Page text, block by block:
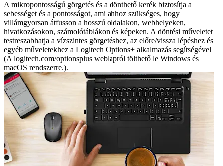
A mikropontosságú görgetés és a dönthető kerék biztosítja a
sebességet és a pontosságot, ami ahhoz szükséges, hogy
villámgyorsan átfusson a hosszú oldalakon, webhelyeken,
hivatkozásokon, számolótáblákon és képeken. A döntési műveletet
testreszabhatja a vízszintes görgetéshez, az előre/vissza lépéshez és
egyéb műveletekhez a Logitech Options+ alkalmazás segítségével
(A logitech.com/optionsplus weblapról tölthető le Windows és
macOS rendszerre.).